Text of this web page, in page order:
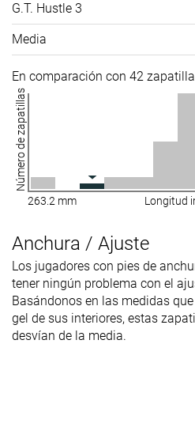
G.T. Hustle 3
Media
En comparación con 42
Número de zapatillas
263.2 mm Longitud
Anchura / Ajuste
Los jugadores con pies de
tener ningún problema con el
Basándonos en las medidas
gel de sus interiores, estas
desvían de la media.